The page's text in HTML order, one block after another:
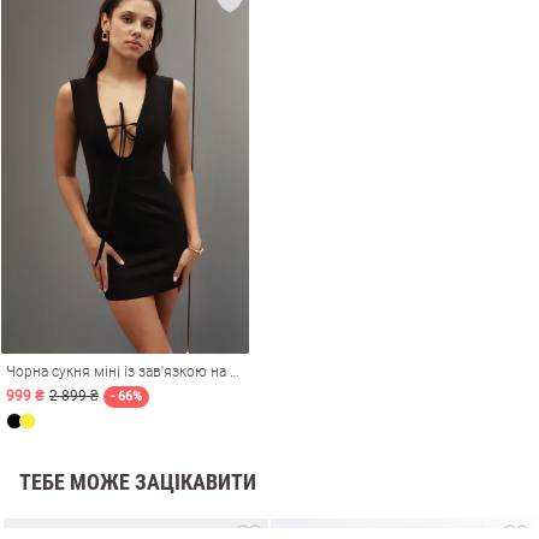
Чорна сукня міні із зав'язкою на ліфі
999 ₴ 2 899 ₴ - 66%
ТЕБЕ МОЖЕ ЗАЦІКАВИТИ